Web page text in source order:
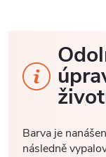
Barva je
následně